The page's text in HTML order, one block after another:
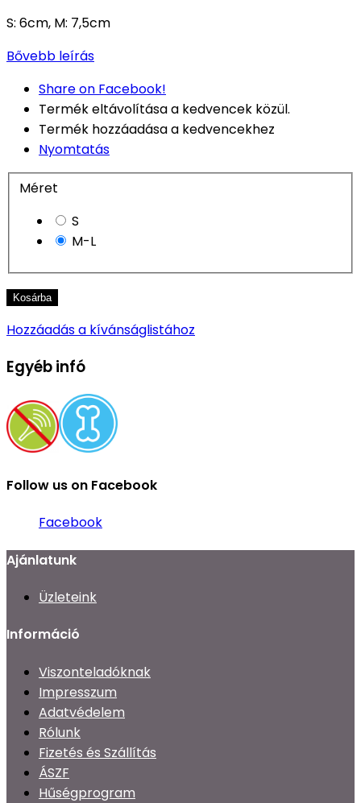
S: 6cm, M: 7,5cm
Bővebb leírás
Share on Facebook!
Termék eltávolítása a kedvencek közül.
Termék hozzáadása a kedvencekhez
Nyomtatás
Méret
S
M-L
Kosárba
Hozzáadás a kívánságlistához
Egyéb infó
Follow us on Facebook
Facebook
Ajánlatunk
Üzleteink
Információ
Viszonteladóknak
Impresszum
Adatvédelem
Rólunk
Fizetés és Szállítás
ÁSZF
Hűségprogram